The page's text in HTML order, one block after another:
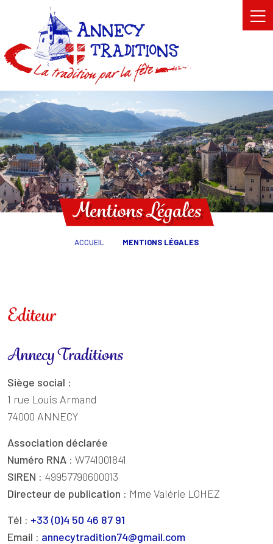
Mentions Légales
ACCUEIL MENTIONS LÉGALES
Editeur
Annecy Traditions
Siège social :
1 rue Louis Armand
74000 ANNECY
Association déclarée
Numéro RNA : W741001841
SIREN : 49957790600013
Directeur de publication : Mme Valérie LOHEZ
Tél : +33 (0)4 50 46 87 91
Email : annecytradition74@gmail.com